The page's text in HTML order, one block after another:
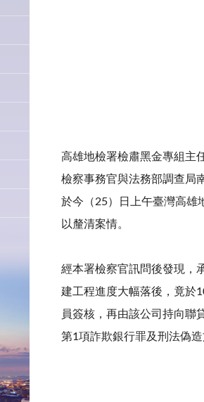
高雄地檢署檢肅黑金專組主
檢察事務官與法務部調查局
於今（25）日上午臺灣高雄
以釐清案情。
經本署檢察官訊問後發現，
建工程進度大幅落後，竟於
員簽核，再由該公司持向聯
第1項詐欺銀行罪及刑法偽